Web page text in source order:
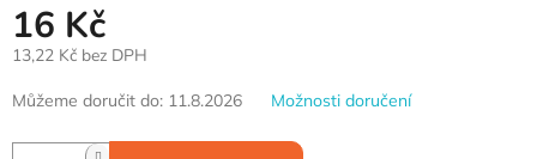
16 Kč
13,22 Kč bez DPH
Měrná
cena:
Můžeme doručit do: 11.8.2026 Možnosti doručení